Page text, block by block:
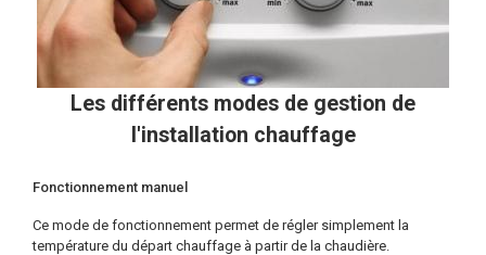
Les différents modes de gestion de
l'installation chauffage
Fonctionnement manuel
Ce mode de fonctionnement permet de régler simplement la
température du départ chauffage à partir de la chaudière.